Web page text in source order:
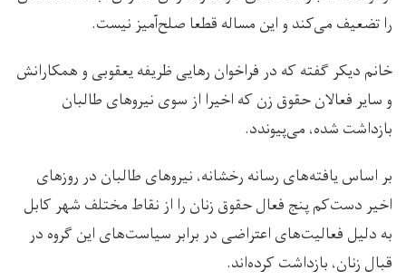
را تضعیف می‌کند و این مساله قطعا صلح‌آمیز نیست.
خانم دیکر گفته که در فراخوان رهایی ظریفه یعقوبی و همکارانش
و سایر فعالان حقوق زن که اخیرا از سوی نیروهای طالبان
بازداشت شده، می‌پیوندد.
بر اساس یافته‌های رسانه رخشانه، نیروهای طالبان در روزهای
اخیر دست‌کم پنج فعال حقوق زنان را از نقاط مختلف شهر کابل
به دلیل فعالیت‌های اعتراضی در برابر سیاست‌های این گروه در
قبال زنان، بازداشت کرده‌اند.